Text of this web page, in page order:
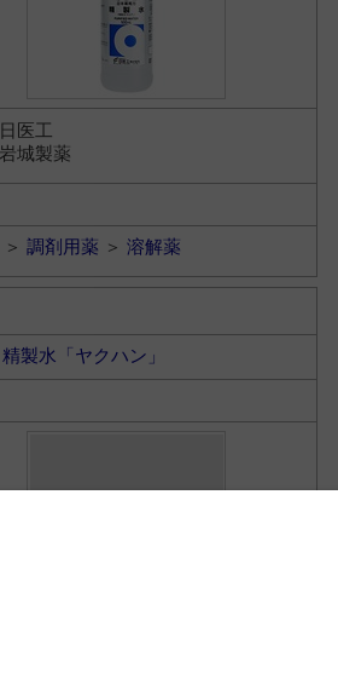
医工
岩城製薬
＞調剤用薬 ＞溶解薬
精製水「ヤクハン」